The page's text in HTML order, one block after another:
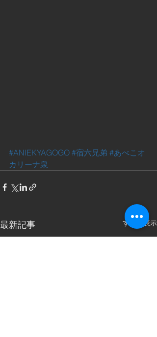
#ANIEKYAGOGO #宿六兄弟 #あべこオ
カリーナ泉
最新記事 すべて表示